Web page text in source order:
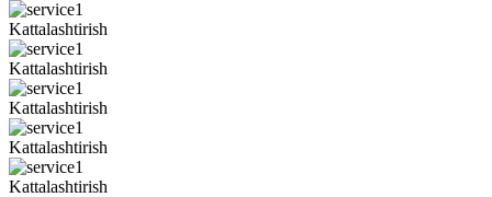
Kattalashtirish
Kattalashtirish
Kattalashtirish
Kattalashtirish
Kattalashtirish